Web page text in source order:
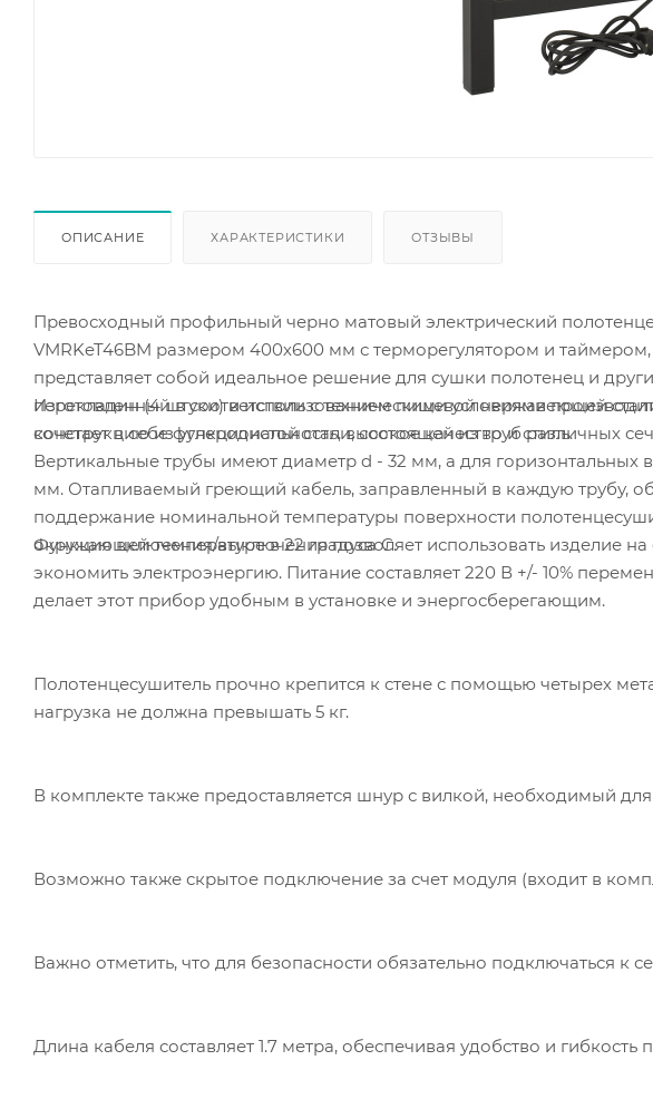
ОПИСАНИЕ ХАРАКТЕРИСТИКИ ОТЗЫВЫ
Превосходный профильный черно матовый электрический
VMRKeT46BM размером 400х600 мм с терморегулятором и
представляет собой идеальное решение для сушки полотенец и
перекладин (4 штуки) и использованием пищевой нержавеющей
сочетает в себе функциональность, высокое качество и стиль.
Изготовленный в соответствии с техническими условиями
конструкцию из углеродистой стали, состоящей из труб различных
Вертикальные трубы имеют диаметр d - 32 мм, а для горизонтальных
мм. Отапливаемый греющий кабель, заправленный в каждую трубу,
поддержание номинальной температуры поверхности
окружающей температуре в 22 градуса C.
Функция включения/выключения позволяет использовать изделие
экономить электроэнергию. Питание составляет 220 В +/- 10%
делает этот прибор удобным в установке и энергосберегающим.
Полотенцесушитель прочно крепится к стене с помощью четырех
нагрузка не должна превышать 5 кг.
В комплекте также предоставляется шнур с вилкой, необходимый
Возможно также скрытое подключение за счет модуля (входит в
Важно отметить, что для безопасности обязательно подключаться к
Длина кабеля составляет 1.7 метра, обеспечивая удобство и гибкость